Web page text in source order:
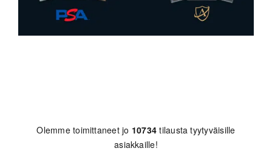
Olemme toimittaneet jo 10734 tilausta tyytyväisille
asiakkaille!